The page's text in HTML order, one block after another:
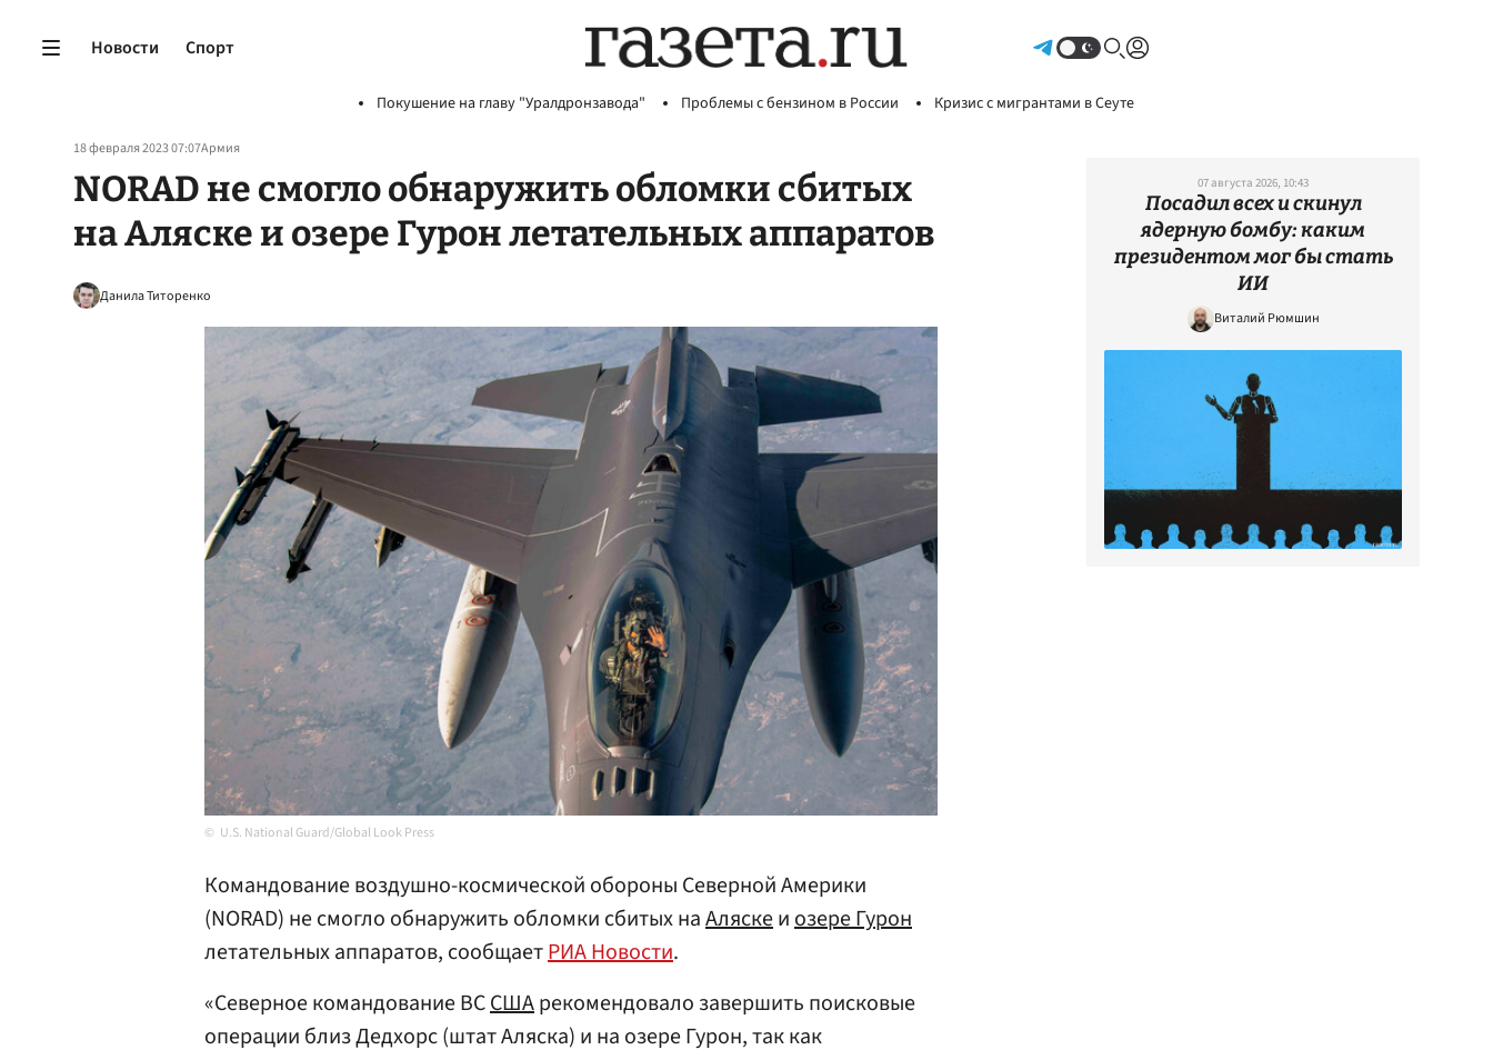
Новости Спорт
Покушение на главу "Уралдронзавода" Проблемы с бензином в России Кризис с мигрантами в Сеуте
18 февраля 2023 07:07Армия
NORAD не смогло обнаружить обломки сбитых
на Аляске и озере Гурон летательных аппаратов
Данила Титоренко
U.S. National Guard/Global Look Press
Командование воздушно-космической обороны Северной Америки
(NORAD) не смогло обнаружить обломки сбитых наАляскеиозере Гурон
летательных аппаратов, сообщаетРИА Новости.
«Северное командование ВССШАрекомендовало завершить поисковые
операции близ Дедхорс (штат Аляска) и на озере Гурон, так как
07 августа 2026, 10:43
Посадил всех и скинул
ядерную бомбу: каким
президентом мог бы стать
ИИ
Виталий Рюмшин